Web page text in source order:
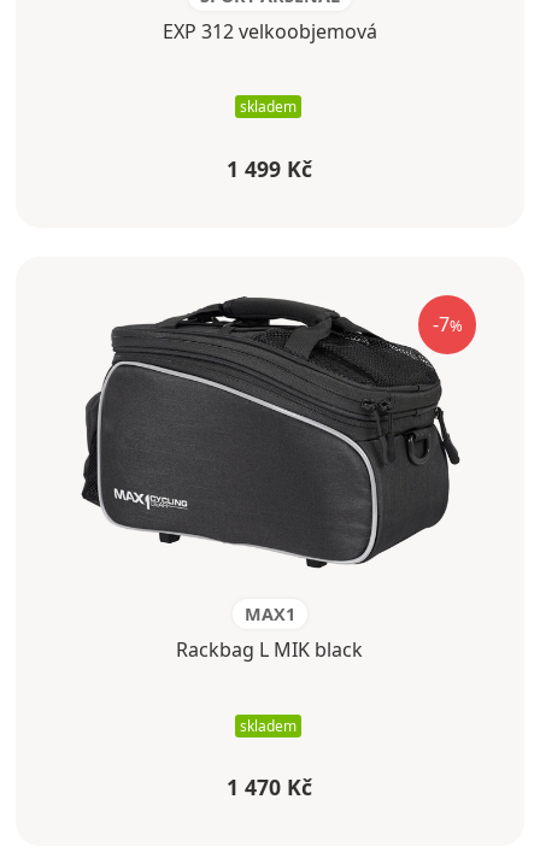
EXP 312 velkoobjemová
skladem
1 499 Kč
-7%
MAX1
Rackbag L MIK black
skladem
1 470 Kč